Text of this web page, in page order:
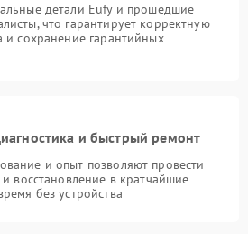
детали Eufy и прошедшие
что гарантирует корректную
и сохранение гарантийных
и быстрый ремонт
и опыт позволяют провести
и восстановление в кратчайшие
без устройства